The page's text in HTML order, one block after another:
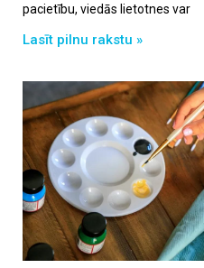
pacietību, viedās lietotnes var
Lasīt pilnu rakstu »